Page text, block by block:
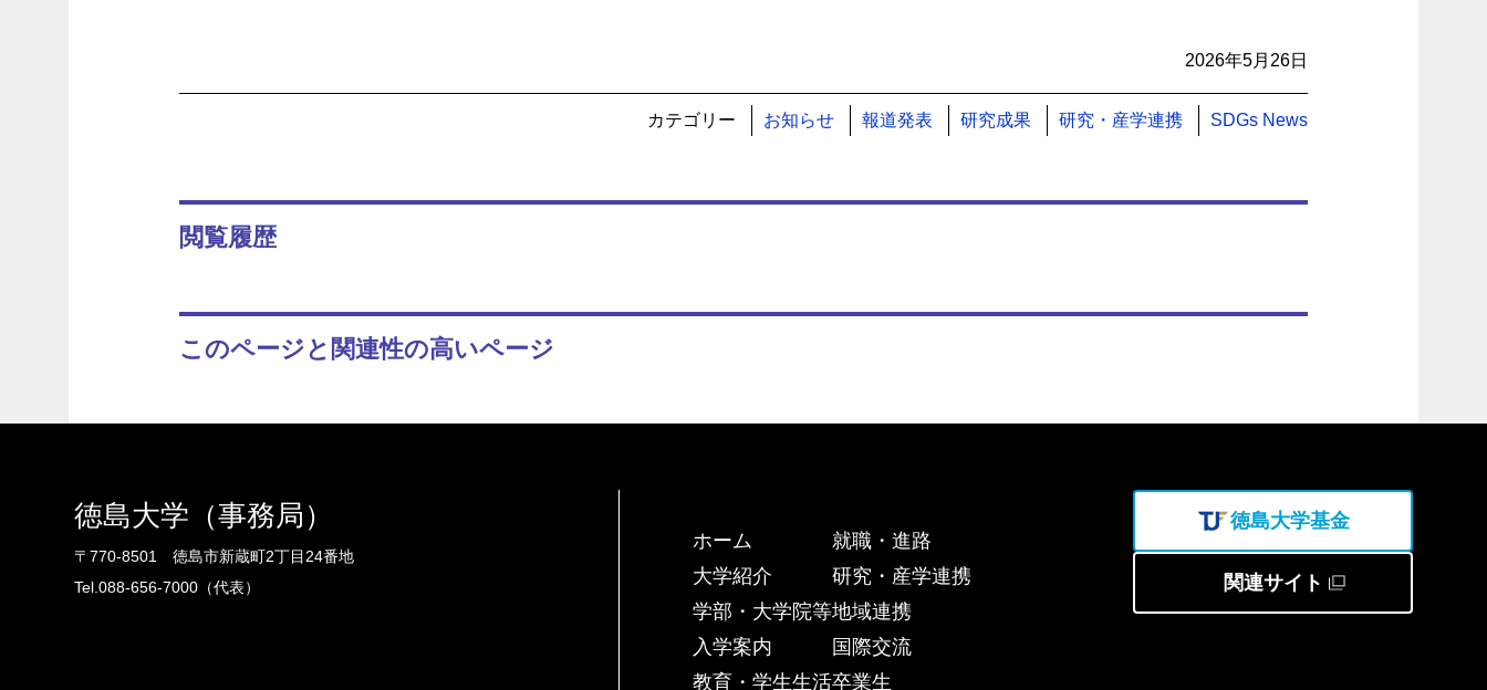
2026年5月26日
カテゴリー お知らせ 報道発表 研究成果 研究・産学連携 SDGs News
閲覧履歴
このページと関連性の高いページ
徳島大学（事務局）
〒770-8501 徳島市新蔵町2丁目24番地
Tel.088-656-7000（代表）
ホーム
大学紹介
学部・大学院等
入学案内
教育・学生生活
就職・進路
研究・産学連携
地域連携
国際交流
卒業生
徳島大学基金
関連サイト